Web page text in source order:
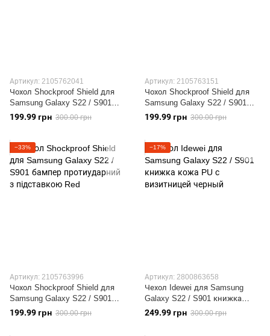
Артикул: 2105762041
Чохол Shockproof Shield для
Samsung Galaxy S22 / S901
бампер протиударний з
підставкою Blue
199.99 грн 300.00 грн
Артикул: 2105763151
Чохол Shockproof Shield для
Samsung Galaxy S22 / S901
бампер протиударний з
підставкою Black
199.99 грн 300.00 грн
−33%
Артикул: 2105763996
Чохол Shockproof Shield для
Samsung Galaxy S22 / S901
бампер протиударний з
підставкою Red
199.99 грн 300.00 грн
−17%
Артикул: 2800863658
Чехол Idewei для Samsung
Galaxy S22 / S901 книжка
кожа PU с визитницей
249.99 грн 300.00 грн